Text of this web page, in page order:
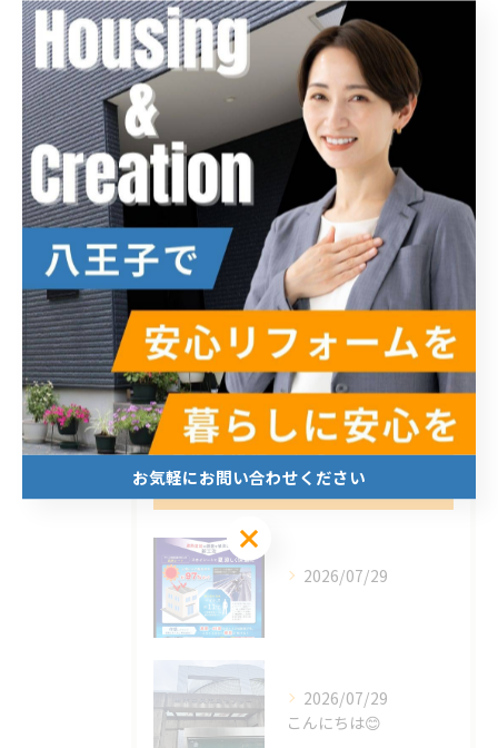
カテゴリー Categories
全てのカテゴリー
内装
エクステリア
新築
求人
最近の投稿
Recent
Posts
2026/07/29
2026/07/29
こんにちは😊
お気軽にお問い合わせください
お気軽にお問い合わせください